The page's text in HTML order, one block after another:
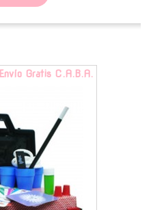
Envío Gratis C.A.B.A.